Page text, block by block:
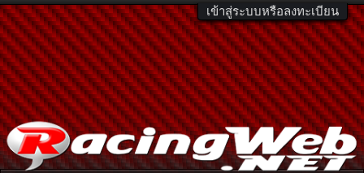
เข้าสู่ระบบหรือลงทะเบียน